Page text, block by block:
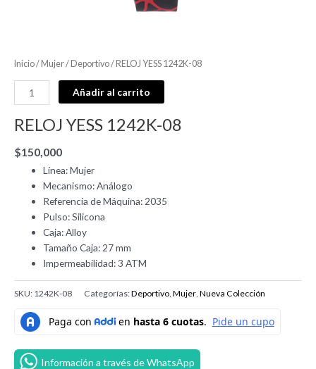
Inicio/Mujer/Deportivo/ RELOJ YESS 1242K-08
Añadir al carrito
RELOJ YESS 1242K-08
$150,000
Línea: Mujer
Mecanismo: Análogo
Referencia de Máquina: 2035
Pulso: Silicona
Caja: Alloy
Tamaño Caja: 27 mm
Impermeabilidad: 3 ATM
SKU: 1242K-08 Categorías:Deportivo Mujer Nueva Colección
Información a través de WhatsApp